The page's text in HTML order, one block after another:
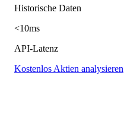
Historische Daten
<10ms
API-Latenz
Kostenlos Aktien analysieren